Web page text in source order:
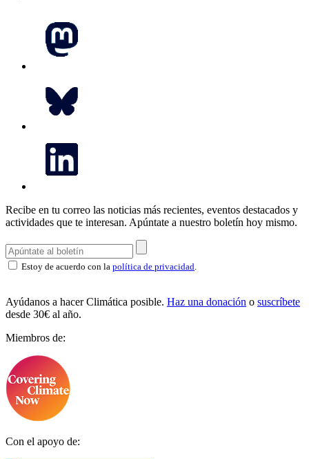
Recibe en tu correo las noticias más recientes, eventos destacados y
actividades que te interesan. Apúntate a nuestro boletín hoy mismo.
Estoy de acuerdo con la política de privacidad.
Ayúdanos a hacer Climática posible. Haz una donación o suscríbete
desde 30€ al año.
Miembros de:
Con el apoyo de: